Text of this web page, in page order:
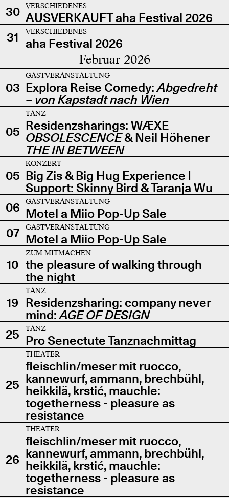
30
VERSCHIEDENES
AUSVERKAUFT aha Festival 2026
31
VERSCHIEDENES
aha Festival 2026
Februar 2026
03
GASTVERANSTALTUNG
Explora Reise Comedy:Abgedreht
– von Kapstadt nach Wien
05
TANZ
Residenzsharings: WÆXE
OBSOLESCENCE& Neil Höhener
THE IN BETWEEN
05
KONZERT
Big Zis & Big Hug Experience |
Support: Skinny Bird & Taranja Wu
06
GASTVERANSTALTUNG
Motel a Miio Pop-Up Sale
07
GASTVERANSTALTUNG
Motel a Miio Pop-Up Sale
10
ZUM MITMACHEN
the pleasure of walking through
the night
19
TANZ
Residenzsharing: company never
mind:AGE OF DESIGN
25
TANZ
Pro Senectute Tanznachmittag
25
THEATER
fleischlin/meser mit ruocco,
kannewurf, ammann, brechbühl,
heikkilä, krstić, mauchle:
togetherness - pleasure as
resistance
26
THEATER
fleischlin/meser mit ruocco,
kannewurf, ammann, brechbühl,
heikkilä, krstić, mauchle:
togetherness - pleasure as
resistance